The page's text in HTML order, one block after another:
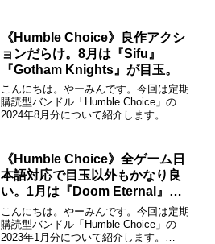
下記のページで詳しく説明しているので
購...
《Humble Choice》良作アクシ
ョンだらけ。8月は『Sifu』
『Gotham Knights』が目玉。
こんにちは。やーみんです。今回は定期
購読型バンドル「Humble Choice」の
2024年8月分について紹介します。
下記のページで詳しく説明しているので
購...
《Humble Choice》全ゲーム日
本語対応で目玉以外もかなり良
い。1月は『Doom Eternal』
『Tribes of Midgard』が目玉。
こんにちは。やーみんです。今回は定期
購読型バンドル「Humble Choice」の
2023年1月分について紹介します。